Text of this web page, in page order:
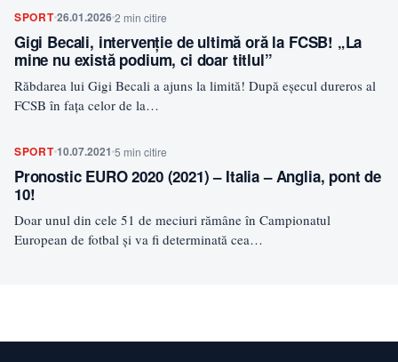
SPORT26.01.2026 2 min citire
Gigi Becali, intervenție de ultimă oră la FCSB! „La
mine nu există podium, ci doar titlul”
Răbdarea lui Gigi Becali a ajuns la limită! După eșecul dureros al
FCSB în fața celor de la…
SPORT10.07.2021 5 min citire
Pronostic EURO 2020 (2021) – Italia – Anglia, pont de
10!
Doar unul din cele 51 de meciuri rămâne în Campionatul
European de fotbal și va fi determinată cea…